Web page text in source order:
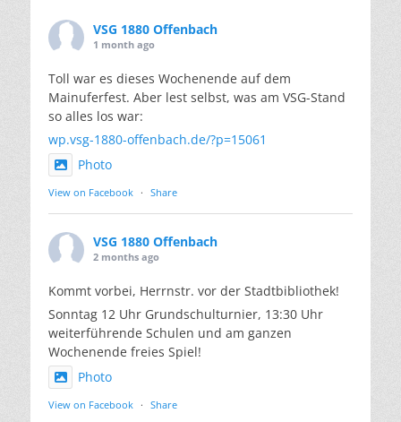
VSG 1880 Offenbach
1 month ago
Toll war es dieses Wochenende auf dem
Mainuferfest. Aber lest selbst, was am VSG-Stand
so alles los war:
wp.vsg-1880-offenbach.de/?p=15061
Photo
View on Facebook · Share
VSG 1880 Offenbach
2 months ago
Kommt vorbei, Herrnstr. vor der Stadtbibliothek!
Sonntag 12 Uhr Grundschulturnier, 13:30 Uhr
weiterführende Schulen und am ganzen
Wochenende freies Spiel!
Photo
View on Facebook · Share